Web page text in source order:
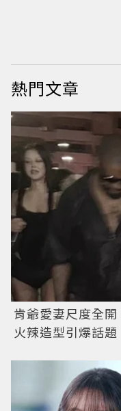
熱門文章
肯爺愛妻尺度全
火辣造型引爆話題